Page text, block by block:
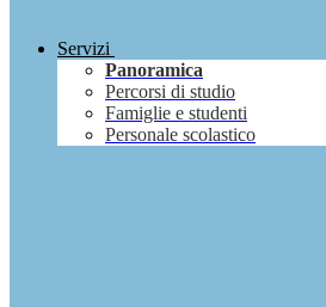
Servizi
Panoramica
Percorsi di studio
Famiglie e studenti
Personale scolastico